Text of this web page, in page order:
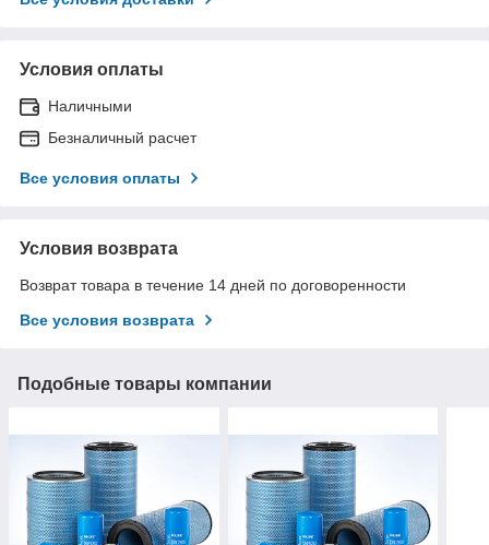
Условия оплаты
Наличными
Безналичный расчет
Все условия оплаты
Условия возврата
Возврат товара в течение 14 дней по договоренности
Все условия возврата
Подобные товары компании